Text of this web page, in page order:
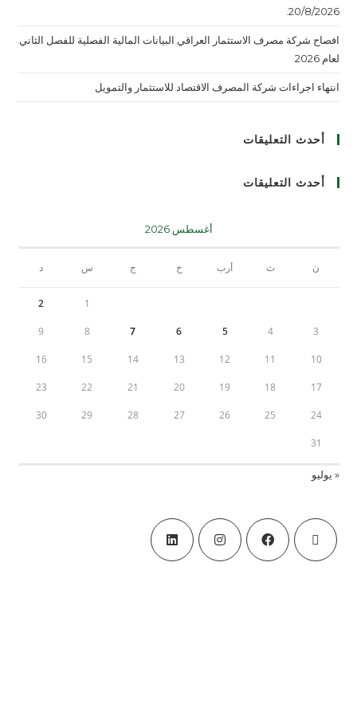
20/8/2026.
افصاح شركة مصرف الاستثمار العراقي البيانات المالية الفصلية للفصل الثاني
لعام 2026
انتهاء اجراءات شركة المصرف الاقتصاد للاستثمار والتمويل
أحدث التعليقات
أحدث التعليقات
أغسطس 2026
ن ث أرب خ ج س د
1
2
3
4
5
6
7
8
9
10
11
12
13
14
15
16
17
18
19
20
21
22
23
24
25
26
27
28
29
30
31
« يوليو